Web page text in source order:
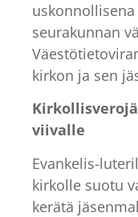
seurakunnan
kirkon ja sen
viivalle
Evankelis-
kirkolle suotu
kerätä